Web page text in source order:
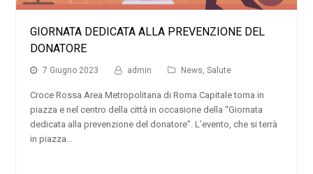
GIORNATA DEDICATA ALLA PREVENZIONE DEL
DONATORE
7 Giugno 2023 admin News, Salute
Croce Rossa Area Metropolitana di Roma Capitale torna in
piazza e nel centro della città in occasione della “Giornata
dedicata alla prevenzione del donatore”. L’evento, che si terrà
in piazza…